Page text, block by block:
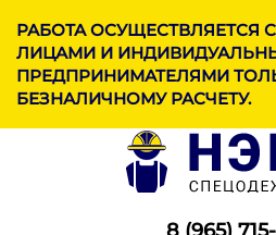
РАБОТА ОСУЩЕСТВЛЯЕТСЯ
ЛИЦАМИ И
ПРЕДПРИНИМАТЕЛЯМИ
БЕЗНАЛИЧНОМУ РАСЧЕТУ.